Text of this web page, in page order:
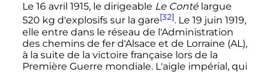
Le 16 avril 1915, le dirigeable Le Contélargue
520 kg d'explosifs sur la gare[32]. Le 19 juin 1919,
elle entre dans le réseau de l'Administration
des chemins de fer d'Alsace et de Lorraine (AL),
à la suite de la victoire française lors de la
Première Guerre mondiale. L'aigle impérial, qui